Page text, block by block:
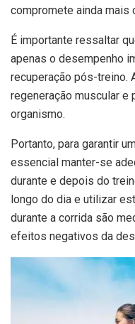
compromete ainda mais
É importante ressaltar
apenas o desempenho
recuperação pós-treino.
regeneração muscular e
organismo.
Portanto, para garantir
essencial manter-se
durante e depois do
longo do dia e utilizar
durante a corrida são
efeitos negativos da